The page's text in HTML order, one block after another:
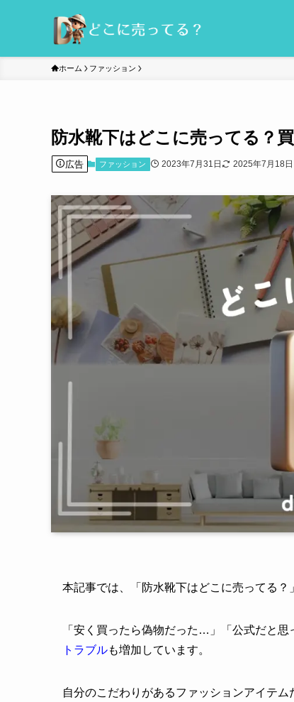
ホーム ファッション
防水靴下はどこに売ってる？
広告 ファッション 2023年7月31日 2025年7月18日
本記事では、「防水靴下はどこに売ってる？
「安く買ったら偽物だった…」「公式だと
トラブルも増加しています。
自分のこだわりがあるファッションアイテ